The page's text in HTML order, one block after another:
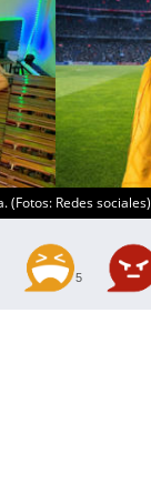
(Fotos: Redes sociales)
5